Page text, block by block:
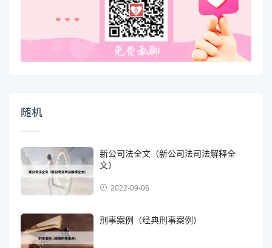
随机
新公司法全文（新公司法司法解释全
文）
2022-09-06
刑事案例（经典刑事案例）